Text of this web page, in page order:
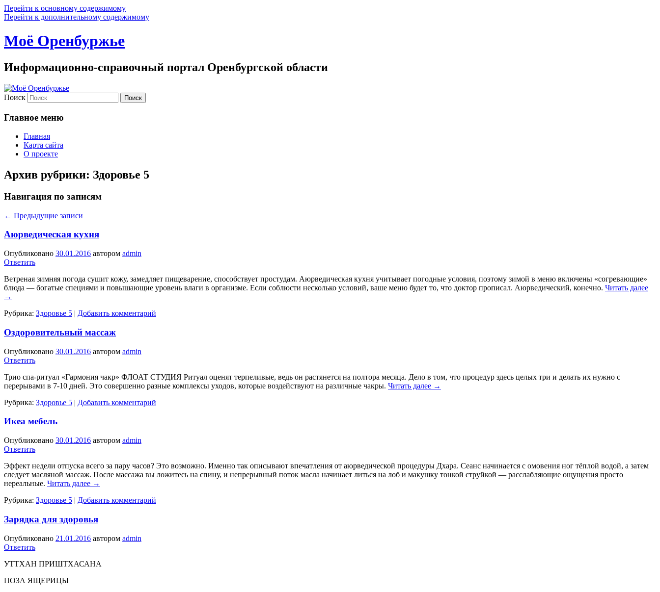
Перейти к основному содержимому
Перейти к дополнительному содержимому
Моё Оренбуржье
Информационно-справочный портал Оренбургской области
Поиск
Главное меню
Главная
Карта сайта
О проекте
Архив рубрики: Здоровье 5
Навигация по записям
← Предыдущие записи
Аюрведическая кухня
Опубликовано 30.01.2016 автором admin
Ответить
Ветреная зимняя погода сушит кожу, замед­ляет пищеварение, способствует простудам. Аюрведическая кухня учитывает погодные условия, поэтому зимой в меню включены «согревающие»
блюда — богатые специями и повышающие уровень влаги в организме. Если соблюсти несколько условий, ваше меню будет то, что доктор прописал. Аюрведический, конечно. Читать далее
→
Рубрика: Здоровье 5 | Добавить комментарий
Оздоровительный массаж
Опубликовано 30.01.2016 автором admin
Ответить
Трио спа-ритуал «Гармония чакр» ФЛОАТ СТУДИЯ Ритуал оценят терпели­вые, ведь он растянется на полтора месяца. Дело в том, что процедур здесь целых три и делать их нуж­но с
перерывами в 7-10 дней. Это совершенно разные комплексы уходов, которые воздействуют на различные чакры. Читать далее →
Рубрика: Здоровье 5 | Добавить комментарий
Икеа мебель
Опубликовано 30.01.2016 автором admin
Ответить
Эффект недели отпуска всего за пару часов? Это возможно. Именно так описы­вают впечатления от аюрве­дической процедуры Дхара. Сеанс начинается с омовения ног тёплой водой, а затем
следует масляной массаж. По­сле массажа вы ложитесь на спину, и непрерывный поток масла начинает литься на лоб и макушку тонкой струйкой — расслабляющие ощуще­ния просто
нереальные. Читать далее →
Рубрика: Здоровье 5 | Добавить комментарий
Зарядка для здоровья
Опубликовано 21.01.2016 автором admin
Ответить
УТТХАН ПРИШТХАСАНА
ПОЗА ЯЩЕРИЦЫ